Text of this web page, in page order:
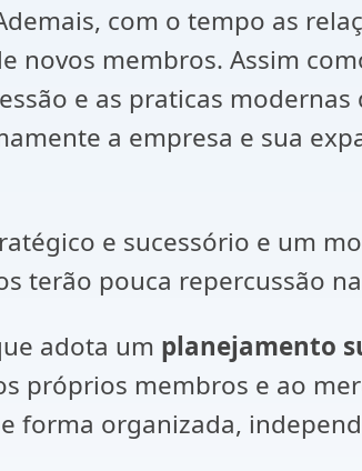
com o tempo as
novos membros. Assim
e as praticas
a empresa e sua
e sucessório e um
terão pouca repercussão
adota um planejamento
próprios membros e ao
forma organizada,